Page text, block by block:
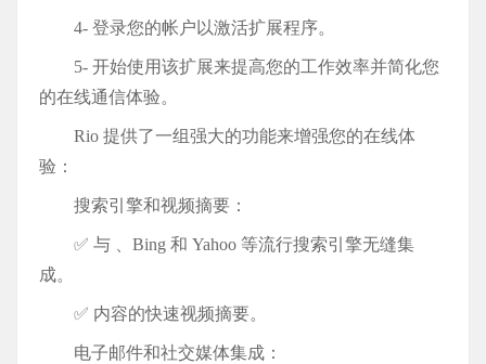
4- 登录您的帐户以激活扩展程序。
5- 开始使用该扩展来提高您的工作效率并简化您
的在线通信体验。
Rio 提供了一组强大的功能来增强您的在线体
验：
搜索引擎和视频摘要：
✅ 与 、Bing 和 Yahoo 等流行搜索引擎无缝集
成。
✅ 内容的快速视频摘要。
电子邮件和社交媒体集成：